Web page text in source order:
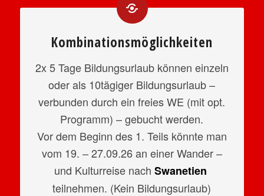
Kombinationsmöglichkeiten
2x 5 Tage Bildungsurlaub können einzeln
oder als 10tägiger Bildungsurlaub –
verbunden durch ein freies WE (mit opt.
Programm) – gebucht werden.
Vor dem Beginn des 1. Teils könnte man
vom 19. – 27.09.26 an einer Wander –
und Kulturreise nach Swanetien
teilnehmen. (Kein Bildungsurlaub)